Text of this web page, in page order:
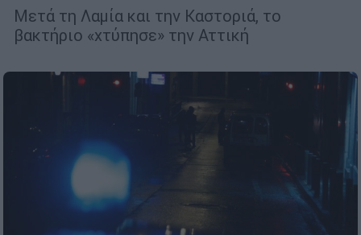
Μετά τη Λαμία και την Καστοριά, το
βακτήριο «χτύπησε» την Αττική